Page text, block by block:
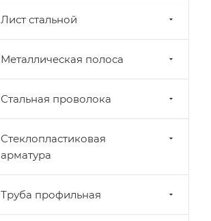
Лист стальной
Металлическая полоса
Стальная проволока
Стеклопластиковая
арматура
Труба профильная